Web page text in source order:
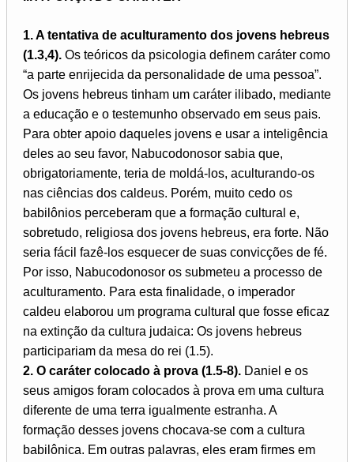
1. A tentativa de aculturamento dos jovens hebreus
(1.3,4). Os teóricos da psicologia definem caráter como
“a parte enrijecida da personalidade de uma pessoa”.
Os jovens hebreus tinham um caráter ilibado, mediante
a educação e o testemunho observado em seus pais.
Para obter apoio daqueles jovens e usar a inteligência
deles ao seu favor, Nabucodonosor sabia que,
obrigatoriamente, teria de moldá-los, aculturando-os
nas ciências dos caldeus. Porém, muito cedo os
babilônios perceberam que a formação cultural e,
sobretudo, religiosa dos jovens hebreus, era forte. Não
seria fácil fazê-los esquecer de suas convicções de fé.
Por isso, Nabucodonosor os submeteu a processo de
aculturamento. Para esta finalidade, o imperador
caldeu elaborou um programa cultural que fosse eficaz
na extinção da cultura judaica: Os jovens hebreus
participariam da mesa do rei (1.5).
2. O caráter colocado à prova (1.5-8). Daniel e os
seus amigos foram colocados à prova em uma cultura
diferente de uma terra igualmente estranha. A
formação desses jovens chocava-se com a cultura
babilônica. Em outras palavras, eles eram firmes em